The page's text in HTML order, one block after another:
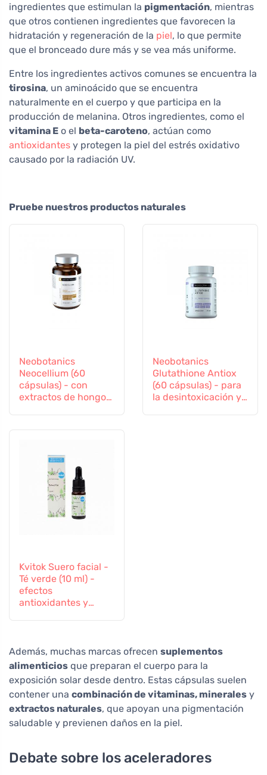
ingredientes que estimulan la pigmentación, mientras
que otros contienen ingredientes que favorecen la
hidratación y regeneración de la piel, lo que permite
que el bronceado dure más y se vea más uniforme.
Entre los ingredientes activos comunes se encuentra la
tirosina, un aminoácido que se encuentra
naturalmente en el cuerpo y que participa en la
producción de melanina. Otros ingredientes, como el
vitamina E o el beta-caroteno, actúan como
antioxidantes y protegen la piel del estrés oxidativo
causado por la radiación UV.
Pruebe nuestros productos naturales
Neobotanics
Neocellium (60
cápsulas) - con
extractos de hongos
Neobotanics
Glutathione Antiox
(60 cápsulas) - para
la desintoxicación y
Kvitok Suero facial -
Té verde (10 ml) -
efectos
antioxidantes y
Además, muchas marcas ofrecen suplementos
alimenticios que preparan el cuerpo para la
exposición solar desde dentro. Estas cápsulas suelen
contener una combinación de vitaminas, minerales y
extractos naturales, que apoyan una pigmentación
saludable y previenen daños en la piel.
Debate sobre los aceleradores